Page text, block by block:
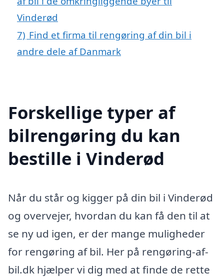
Vinderød
7) Find et firma til rengøring af din bil i
andre dele af Danmark
Forskellige typer af
bilrengøring du kan
bestille i Vinderød
Når du står og kigger på din bil i Vinderød
og overvejer, hvordan du kan få den til at
se ny ud igen, er der mange muligheder
for rengøring af bil. Her på rengøring-af-
bil.dk hjælper vi dig med at finde de rette